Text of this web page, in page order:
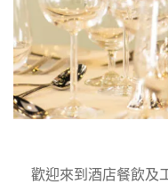
歡迎來到酒店餐飲及